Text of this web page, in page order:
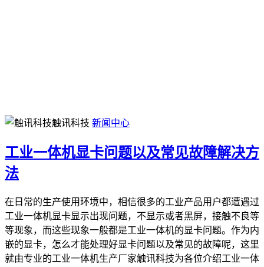
触讯科技 新闻中心
工业一体机显卡问题以及常见故障解决方
法
在日常的生产使用环境中，相信很多的工业产品用户都遭遇过
工业一体机显卡显示出现问题，不显示或者黑屏，接触不良等
等现象，而这些现象一般都是工业一体机的显卡问题。作为内
嵌的显卡，怎么才能处理好显卡问题以及常见的故障呢，这里
就由专业的工业一体机生产厂家触讯科技为各位介绍工业一体